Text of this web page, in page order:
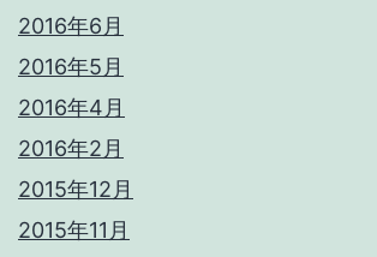
2016年6月
2016年5月
2016年4月
2016年2月
2015年12月
2015年11月